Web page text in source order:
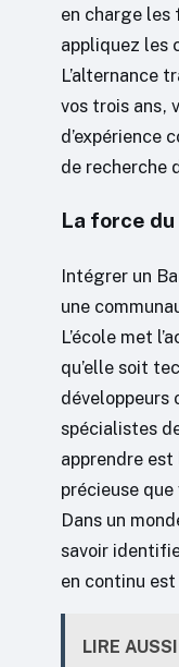
en charge les
appliquez les
L’alternance
vos trois ans,
d’expérience
de recherche
La force
Intégrer un
une
L’école met
qu’elle soit
développeurs
spécialistes
apprendre
précieuse
Dans un
savoir
en continu est
LIRE AUSSI